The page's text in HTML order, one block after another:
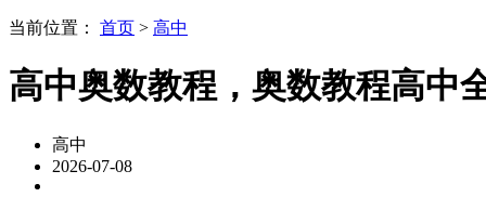
当前位置： 首页 > 高中
高中奥数教程，奥数教程高中
高中
2026-07-08